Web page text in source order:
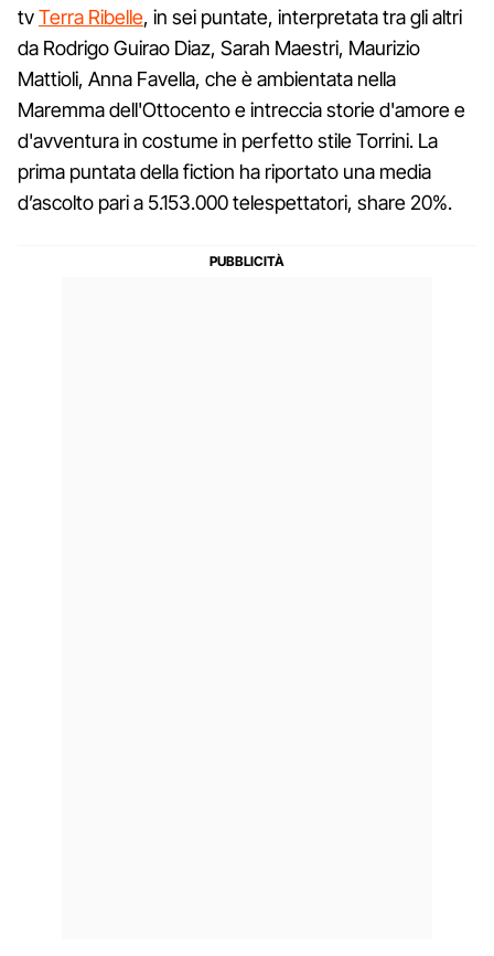
tvTerra Ribelle, in sei puntate, interpretata tra gli altri
da Rodrigo Guirao Diaz, Sarah Maestri, Maurizio
Mattioli, Anna Favella, che è ambientata nella
Maremma dell'Ottocento e intreccia storie d'amore e
d'avventura in costume in perfetto stile Torrini. La
prima puntata della fiction ha riportato una media
d’ascolto pari a 5.153.000 telespettatori, share 20%.